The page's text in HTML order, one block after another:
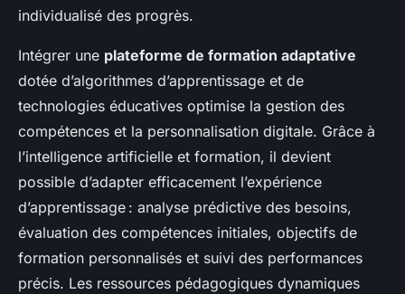
individualisé des progrès.
Intégrer une plateforme de formation adaptative
dotée d’algorithmes d’apprentissage et de
technologies éducatives optimise la gestion des
compétences et la personnalisation digitale. Grâce à
l’intelligence artificielle et formation, il devient
possible d’adapter efficacement l’expérience
d’apprentissage : analyse prédictive des besoins,
évaluation des compétences initiales, objectifs de
formation personnalisés et suivi des performances
précis. Les ressources pédagogiques dynamiques